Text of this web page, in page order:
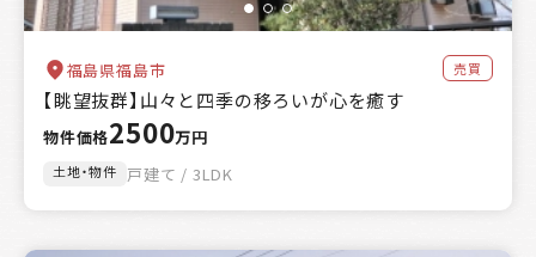
福島県福島市 売買
【眺望抜群】山々と四季の移ろいが心を癒す
物件価格2500万円
土地・物件 戸建て / 3LDK